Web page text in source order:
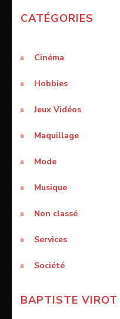
CATÉGORIES
Cinéma
Hobbies
Jeux Vidéos
Maquillage
Mode
Musique
Non classé
Services
Société
BAPTISTE VIROT